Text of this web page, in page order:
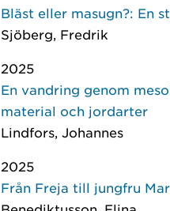
Bläst eller masugn?: En
Sjöberg, Fredrik
2025
En vandring genom
material och jordarter
Lindfors, Johannes
2025
Från Freja till jungfru